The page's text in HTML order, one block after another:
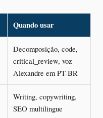
Quando usar
Decomposição, code,
critical_review, voz
Alexandre em PT-BR
Writing, copywriting,
SEO multilingue